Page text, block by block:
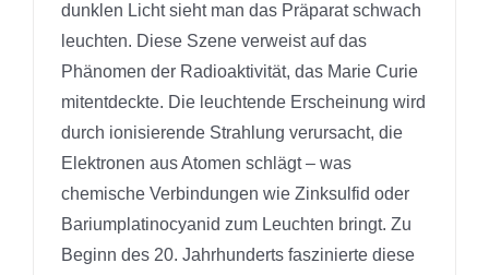
dunklen Licht sieht man das Präparat schwach
leuchten. Diese Szene verweist auf das
Phänomen der Radioaktivität, das Marie Curie
mitentdeckte. Die leuchtende Erscheinung wird
durch ionisierende Strahlung verursacht, die
Elektronen aus Atomen schlägt – was
chemische Verbindungen wie Zinksulfid oder
Bariumplatinocyanid zum Leuchten bringt. Zu
Beginn des 20. Jahrhunderts faszinierte diese